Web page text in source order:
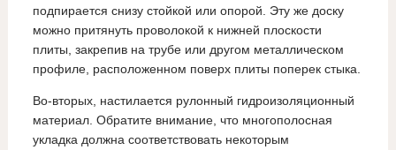
подпирается снизу стойкой или опорой. Эту же доску
можно притянуть проволокой к нижней плоскости
плиты, закрепив на трубе или другом металлическом
профиле, расположенном поверх плиты поперек стыка.
Во-вторых, настилается рулонный гидроизоляционный
материал. Обратите внимание, что многополосная
укладка должна соответствовать некоторым